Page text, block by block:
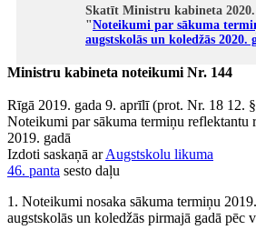
Skatīt Ministru kabineta
"Noteikumi par sākuma
augstskolās un koledžās 2020.
Ministru kabineta noteikumi Nr. 144
Rīgā 2019. gada 9. aprīlī (prot. Nr. 18 12.
Noteikumi par sākuma termiņu reflektantu
2019. gadā
Izdoti saskaņā arAugstskolu likuma
46. panta sesto daļu
1. Noteikumi nosaka sākuma termiņu
augstskolās un koledžās pirmajā gadā pēc